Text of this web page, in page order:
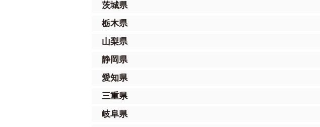
茨城県
栃木県
山梨県
静岡県
愛知県
三重県
岐阜県